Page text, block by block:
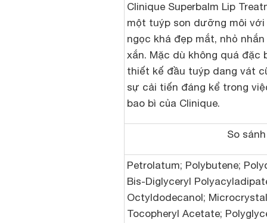
Clinique Superbalm Lip
một tuýp son dưỡng môi với
ngọc khá đẹp mắt, nhỏ
xắn. Mặc dù không quá đặc
thiết kế đầu tuýp dang vát
sự cải tiến đáng kể trong
bao bì của Clinique.
So
Petrolatum; Polybutene;
Bis-Diglyceryl
Octyldodecanol;
Tocopheryl Acetate;